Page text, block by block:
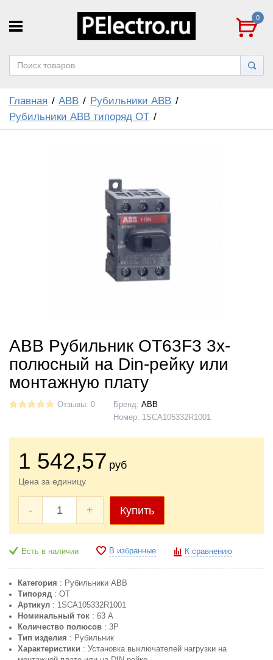
0
Главная ABB
Рубильники ABB
Рубильники ABB типоряд ОТ
ABB Рубильник ОТ63F3 3х-
полюсный на Din-рейку или
монтажную плату
Отзывы: 0 Бренд: ABB
Номер: 1SCA105332R1001
1 542,57 руб
Цена за единицу
- + Купить
Есть в наличии В избранные К сравнению
Категория : Рубильники ABB
Типоряд: OT
Артикул: 1SCA105332R1001
Номинальный ток: 63 A
Количество полюсов: 3P
Тип изделия : Рубильник
Характеристики : Установка выключателей нагрузки на